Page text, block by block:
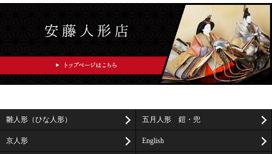
雛人形（ひな人形） 五月人形 鎧・兜
京人形 English